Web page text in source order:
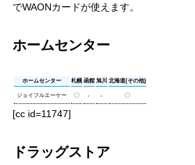
でWAONカードが使えます。
ホームセンター
ホームセンター 札幌 函館 旭川 北海道(その他)
ジョイフルエーケー 〇 - - 〇
[cc id=11747]
ドラッグストア